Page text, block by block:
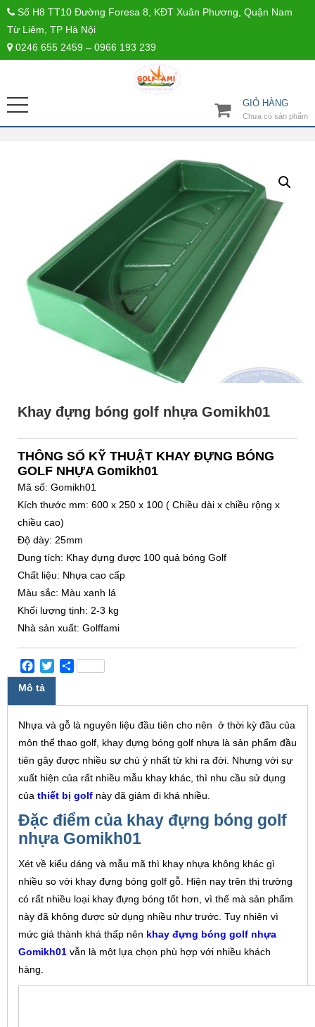
Số H8 TT10 Đường Foresa 8, KĐT Xuân Phương, Quận Nam
Từ Liêm, TP Hà Nội
0246 655 2459 – 0966 193 239
GIỎ HÀNG
Chưa có sản phẩm
Khay đựng bóng golf nhựa Gomikh01
THÔNG SỐ KỸ THUẬT KHAY ĐỰNG BÓNG
GOLF NHỰA Gomikh01
Mã số: Gomikh01
Kích thước mm: 600 x 250 x 100 ( Chiều dài x chiều rộng x
chiều cao)
Độ dày: 25mm
Dung tích: Khay đựng được 100 quả bóng Golf
Chất liệu: Nhựa cao cấp
Màu sắc: Màu xanh lá
Khối lượng tịnh: 2-3 kg
Nhà sản xuất: Golffami
Facebook
TwitterShare
Mô tả
Nhựa và gỗ là nguyên liệu đầu tiên cho nên ở thời kỳ đầu của
môn thể thao golf, khay đựng bóng golf nhựa là sản phẩm đầu
tiên gây được nhiều sự chú ý nhất từ khi ra đời. Nhưng với sự
xuất hiện của rất nhiều mẫu khay khác, thì nhu cầu sử dụng
của thiết bị golf này đã giảm đi khá nhiều.
Đặc điểm của khay đựng bóng golf
nhựa Gomikh01
Xét về kiểu dáng và mẫu mã thì khay nhựa không khác gì
nhiều so với khay đựng bóng golf gỗ. Hiện nay trên thị trường
có rất nhiều loại khay đựng bóng tốt hơn, vì thế mà sản phẩm
này đã không được sử dụng nhiều như trước. Tuy nhiên vì
mức giá thành khá thấp nên khay đựng bóng golf nhựa
Gomikh01 vẫn là một lựa chọn phù hợp với nhiều khách
hàng.